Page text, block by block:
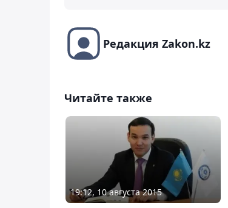
Редакция Zakon.kz
Читайте также
19:12, 10 августа 2015